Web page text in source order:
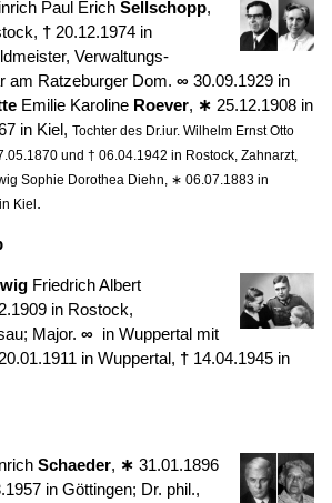
Paul Erich Sellschopp,
† 20.12.1974 in
Verwaltungs-
am Ratzeburger Dom. ∞ 30.09.1929 in
Emilie Karoline Roever, ∗ 25.12.1908 in
in Kiel, Tochter des Dr.iur. Wilhelm Ernst Otto
und † 06.04.1942 in Rostock, Zahnarzt,
Sophie Dorothea Diehn, ∗ 06.07.1883 in
Kiel .
Friedrich Albert
in Rostock,
Major. ∞ in Wuppertal mit
20.01.1911 in Wuppertal, † 14.04.1945 in
Schaeder, ∗ 31.01.1896
in Göttingen; Dr. phil.,